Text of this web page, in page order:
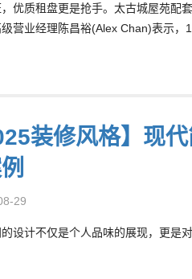
优质租盘更是抢手。太古城屋苑配
营业经理陈昌裕(Alex Chan)表示
装修风格】现
29
设计不仅是个人品味的展现，更是